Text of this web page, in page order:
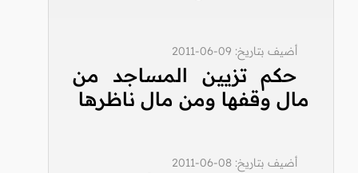
أضيف بتاريخ: 09-06-2011
حكم تزيين المساجد من
مال وقفها ومن مال ناظرها
أضيف بتاريخ: 08-06-2011